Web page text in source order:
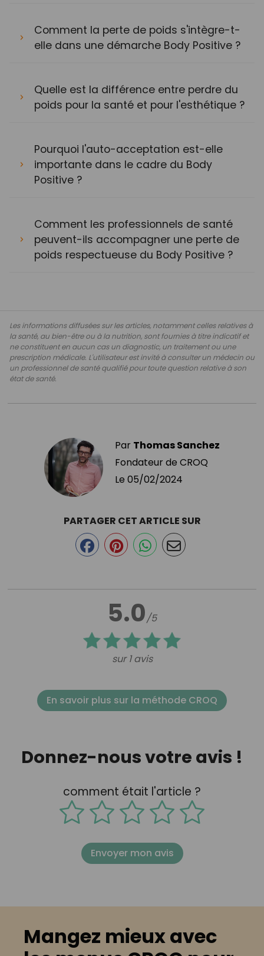
Comment la perte de poids s'intègre-t-
elle dans une démarche Body Positive ?
Quelle est la différence entre perdre du
poids pour la santé et pour l'esthétique ?
Pourquoi l'auto-acceptation est-elle
importante dans le cadre du Body
Positive ?
Comment les professionnels de santé
peuvent-ils accompagner une perte de
poids respectueuse du Body Positive ?
Les informations diffusées sur les articles, notamment celles relatives à
la santé, au bien-être ou à la nutrition, sont fournies à titre indicatif et
ne constituent en aucun cas un diagnostic, un traitement ou une
prescription médicale. L'utilisateur est invité à consulter un médecin ou
un professionnel de santé qualifié pour toute question relative à son
état de santé.
Par Thomas Sanchez
Fondateur de CROQ
Le 05/02/2024
5.0/5
sur 1 avis
PARTAGER CET ARTICLE SUR
En savoir plus sur la méthode CROQ
Donnez-nous votre avis !
comment était l'article ?
Envoyer mon avis
Mangez mieux avec